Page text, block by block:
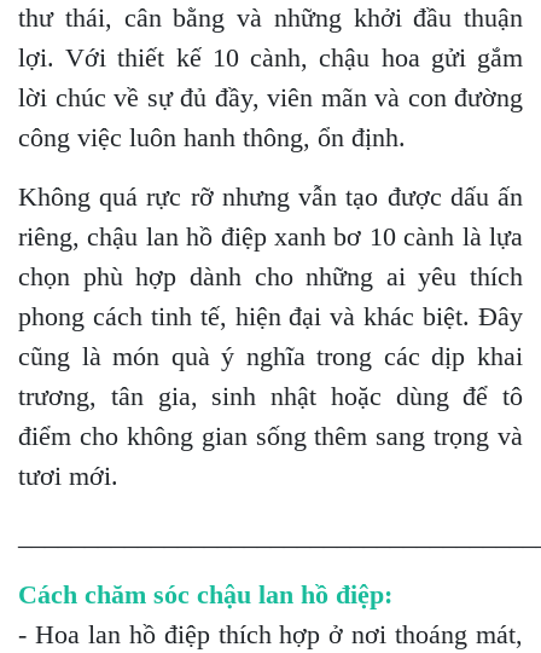
thư thái, cân bằng và những khởi đầu thuận
lợi. Với thiết kế 10 cành, chậu hoa gửi gắm
lời chúc về sự đủ đầy, viên mãn và con đường
công việc luôn hanh thông, ổn định.
Không quá rực rỡ nhưng vẫn tạo được dấu ấn
riêng, chậu lan hồ điệp xanh bơ 10 cành là lựa
chọn phù hợp dành cho những ai yêu thích
phong cách tinh tế, hiện đại và khác biệt. Đây
cũng là món quà ý nghĩa trong các dịp khai
trương, tân gia, sinh nhật hoặc dùng để tô
điểm cho không gian sống thêm sang trọng và
tươi mới.
Cách chăm sóc chậu lan hồ điệp:
- Hoa lan hồ điệp thích hợp ở nơi thoáng mát,